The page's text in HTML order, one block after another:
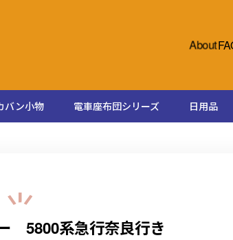
About
バン小物 電車座布団シリーズ 日用品
5800系急行奈良行き